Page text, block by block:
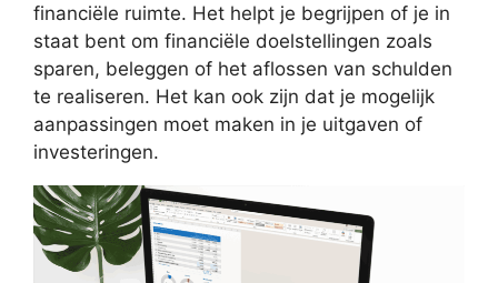
financiële ruimte. Het helpt je begrijpen of je in
staat bent om financiële doelstellingen zoals
sparen, beleggen of het aflossen van schulden
te realiseren. Het kan ook zijn dat je mogelijk
aanpassingen moet maken in je uitgaven of
investeringen.